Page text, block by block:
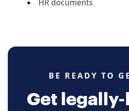
HR documents
BE READY TO
Get